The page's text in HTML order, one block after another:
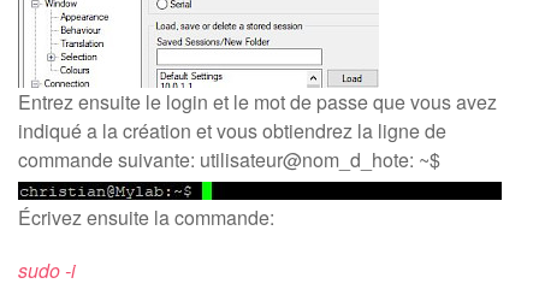
Entrez ensuite le login et le mot de passe que vous avez
indiqué a la création et vous obtiendrez la ligne de
commande suivante: utilisateur@nom_d_hote: ~$
Écrivez ensuite la commande:
sudo -i